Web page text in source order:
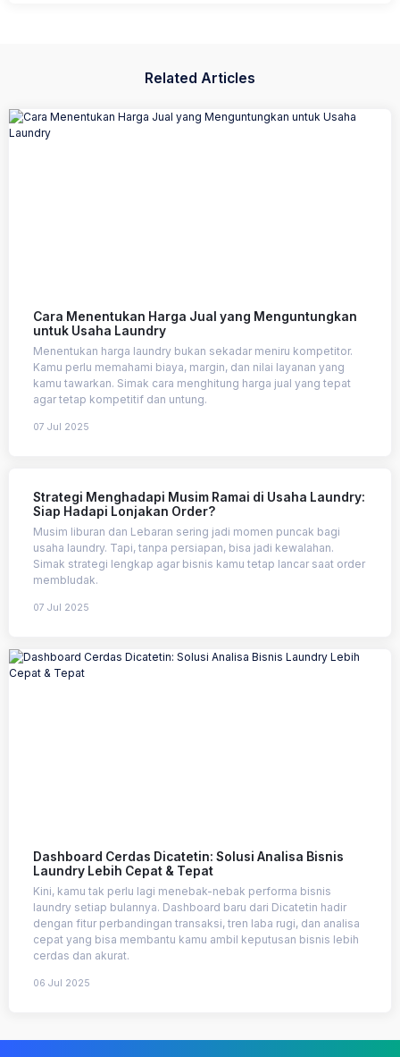
Related Articles
Cara Menentukan Harga Jual yang Menguntungkan
untuk Usaha Laundry
Menentukan harga laundry bukan sekadar meniru kompetitor.
Kamu perlu memahami biaya, margin, dan nilai layanan yang
kamu tawarkan. Simak cara menghitung harga jual yang tepat
agar tetap kompetitif dan untung.
07 Jul 2025
Strategi Menghadapi Musim Ramai di Usaha Laundry:
Siap Hadapi Lonjakan Order?
Musim liburan dan Lebaran sering jadi momen puncak bagi
usaha laundry. Tapi, tanpa persiapan, bisa jadi kewalahan.
Simak strategi lengkap agar bisnis kamu tetap lancar saat order
membludak.
07 Jul 2025
Dashboard Cerdas Dicatetin: Solusi Analisa Bisnis
Laundry Lebih Cepat & Tepat
Kini, kamu tak perlu lagi menebak-nebak performa bisnis
laundry setiap bulannya. Dashboard baru dari Dicatetin hadir
dengan fitur perbandingan transaksi, tren laba rugi, dan analisa
cepat yang bisa membantu kamu ambil keputusan bisnis lebih
cerdas dan akurat.
06 Jul 2025